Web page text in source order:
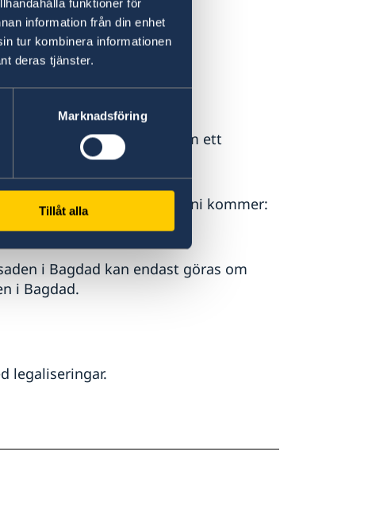
funktioner för
information från din enhet
tur kombinera informationen
deras tjänster.
Marknadsföring
Tillåt alla
måste ni först ansöka om ett
Vi ber er boka tid innan ni kommer:
i Bagdad kan endast göras om
i Bagdad.
legaliseringar.